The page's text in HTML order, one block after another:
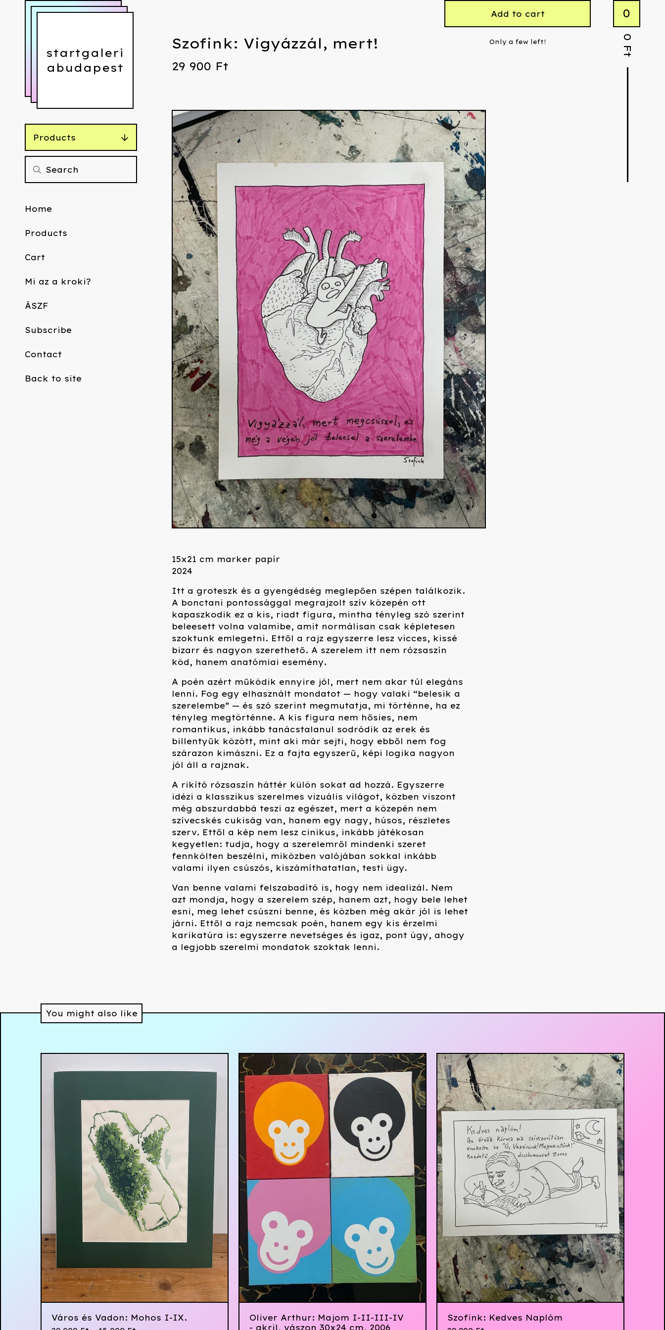
startgaleri
abudapest
0
0
Ft
Products
Home
Products
Cart
Mi az a kroki?
ÁSZF
Subscribe
Contact
Back to site
Szofink: Vigyázzál, mert!
29 900 Ft
Add to cart
Only a few left!
15x21 cm marker papír
2024
Itt a groteszk és a gyengédség meglepően szépen találkozik.
A bonctani pontossággal megrajzolt szív közepén ott
kapaszkodik ez a kis, riadt figura, mintha tényleg szó szerint
beleesett volna valamibe, amit normálisan csak képletesen
szoktunk emlegetni. Ettől a rajz egyszerre lesz vicces, kissé
bizarr és nagyon szerethető. A szerelem itt nem rózsaszín
köd, hanem anatómiai esemény.
A poén azért működik ennyire jól, mert nem akar túl elegáns
lenni. Fog egy elhasznált mondatot — hogy valaki “belesik a
szerelembe” — és szó szerint megmutatja, mi történne, ha ez
tényleg megtörténne. A kis figura nem hősies, nem
romantikus, inkább tanácstalanul sodródik az erek és
billentyűk között, mint aki már sejti, hogy ebből nem fog
szárazon kimászni. Ez a fajta egyszerű, képi logika nagyon
jól áll a rajznak.
A rikító rózsaszín háttér külön sokat ad hozzá. Egyszerre
idézi a klasszikus szerelmes vizuális világot, közben viszont
még abszurdabbá teszi az egészet, mert a közepén nem
szívecskés cukiság van, hanem egy nagy, húsos, részletes
szerv. Ettől a kép nem lesz cinikus, inkább játékosan
kegyetlen: tudja, hogy a szerelemről mindenki szeret
fennkölten beszélni, miközben valójában sokkal inkább
valami ilyen csúszós, kiszámíthatatlan, testi ügy.
Van benne valami felszabadító is, hogy nem idealizál. Nem
azt mondja, hogy a szerelem szép, hanem azt, hogy bele lehet
esni, meg lehet csúszni benne, és közben még akár jól is lehet
járni. Ettől a rajz nemcsak poén, hanem egy kis érzelmi
karikatúra is: egyszerre nevetséges és igaz, pont úgy, ahogy
a legjobb szerelmi mondatok szoktak lenni.
You might also like
Város és Vadon: Mohos I-IX.
Oliver Arthur: Majom I-II-III-IV
- akril, vászon 30x24 cm, 2006
Szofink: Kedves Naplóm